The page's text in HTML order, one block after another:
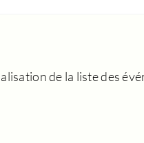
de la liste des